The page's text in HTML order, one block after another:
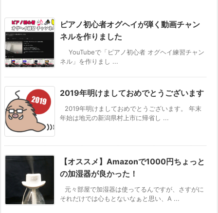
ピアノ初心者オグヘイが弾く動画チャン
ネルを作りました
YouTubeで「ピアノ初心者 オグヘイ練習チャン
ネル」を作りまし ...
2019年明けましておめでとうございます
2019年明けましておめでとうございます。 年末
年始は地元の新潟県村上市に帰省し ...
【オススメ】Amazonで1000円ちょっと
の加湿器が良かった！
元々部屋で加湿器は使ってるんですが、さすがに
それだけでは心もとないなぁと思い、A ...